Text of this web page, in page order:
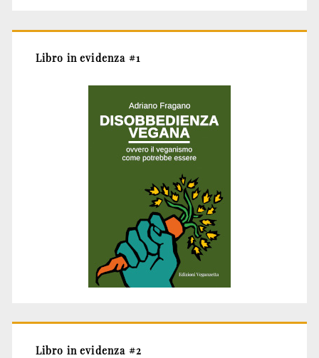
Libro in evidenza #1
Libro in evidenza #2